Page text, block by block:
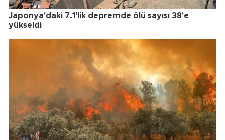
Japonya'daki 7.1'lik depremde ölü sayısı 38'e
yükseldi